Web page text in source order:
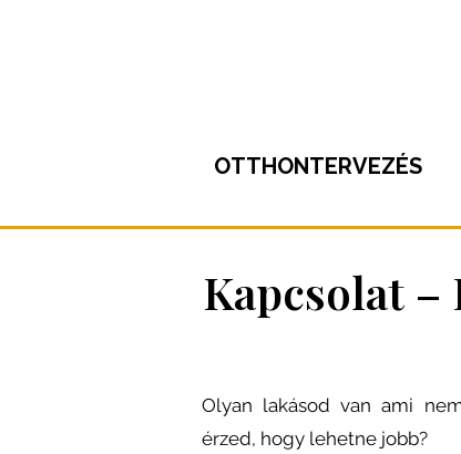
OTTHONTERVEZÉS
Kapcsolat –
Olyan lakásod van ami
érzed, hogy lehetne jobb?